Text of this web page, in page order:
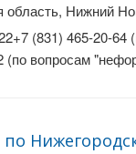
область, Нижний
(831) 465-20-64
(по вопросам